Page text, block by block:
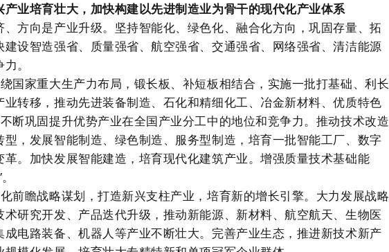
业培育壮大，加快构建以先进制造业为骨干的现代化产业体系
方向是产业升级。坚持智能化、绿色化、融合化方向，巩固存量、拓
设智造强省、质量强省、航空强省、交通强省、网络强省、清洁能源
。
国家重大生产力布局，锻长板、补短板相结合，实施一批打基础、利长
转移，推动先进装备制造、石化和精细化工、冶金新材料、优质特色
断巩固提升优势产业在全国产业分工中的地位和竞争力。推动技术改造
，发展智能制造、绿色制造、服务型制造，培育一批智能工厂、数字
。加快发展智能建造，培育现代化建筑产业。增强质量技术基础能
前瞻战略谋划，打造新兴支柱产业，培育新的增长引擎。大力发展战略
研究开发、产品迭代升级，推动新能源、新材料、航空航天、生物医
电路装备、机器人等产业不断壮大。完善产业生态，推进新技术新产